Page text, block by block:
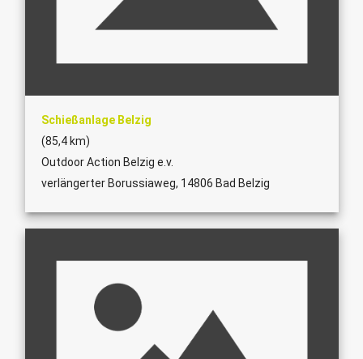
Schießanlage Belzig
(85,4 km)
Outdoor Action Belzig e.v.
verlängerter Borussiaweg, 14806 Bad Belzig